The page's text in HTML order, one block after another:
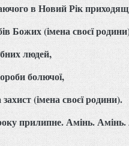
в Новий Рік
Божих (імена своєї
людей,
болючої,
(імена своєї родини).
прилипне. Амінь.